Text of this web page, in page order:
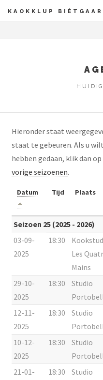
KAOKKLUP BIÉTGAAR
Hieronder staat
staat te gebeuren. Als u
hebben gedaan, klik dan
vorige seizoenen.
Datum Tijd Plaats
Seizoen 25 (2025 - 2026)
03-09-
2025
18:30
Les
Mains
29-10-
2025
18:30
Studio
12-11-
2025
18:30
Studio
10-12-
2025
18:30
Studio
21-01-
18:30
Studio